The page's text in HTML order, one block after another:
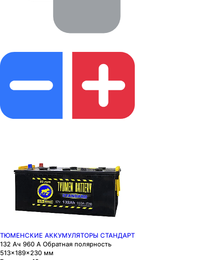
ТЮМЕНСКИЕ АККУМУЛЯТОРЫ СТАНДАРТ
132 Ач 960 А Обратная полярность
513×189×230 мм